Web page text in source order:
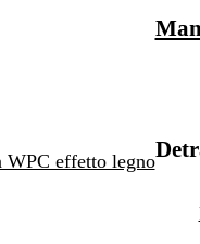
effetto legno